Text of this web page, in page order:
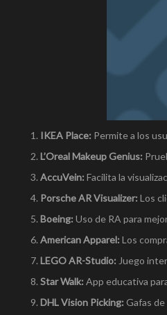
IKEA Place: Permite a los
L’Oreal Makeup Genius:
AccuVein: Facilita la
Porsche AR Visualizer: Los
Boeing: Uso de RA para
American Apparel: Los
LEGO AR-Studio: Juego
Star Walk: App educativa
DHL Vision Picking: Gafas